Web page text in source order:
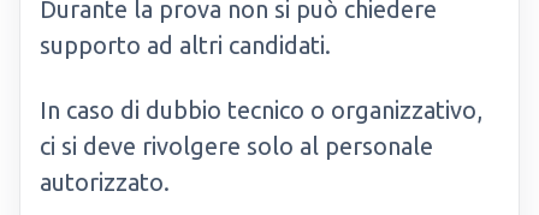
Durante la prova non si può chiedere
supporto ad altri candidati.
In caso di dubbio tecnico o organizzativo,
ci si deve rivolgere solo al personale
autorizzato.